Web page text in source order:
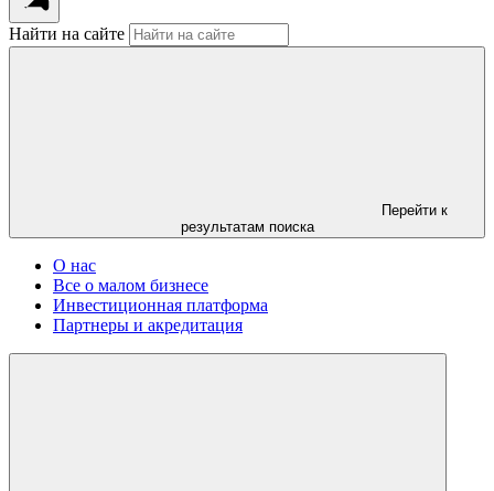
Найти на сайте
Перейти к
результатам поиска
О нас
Все о малом бизнесе
Инвестиционная платформа
Партнеры и акредитация